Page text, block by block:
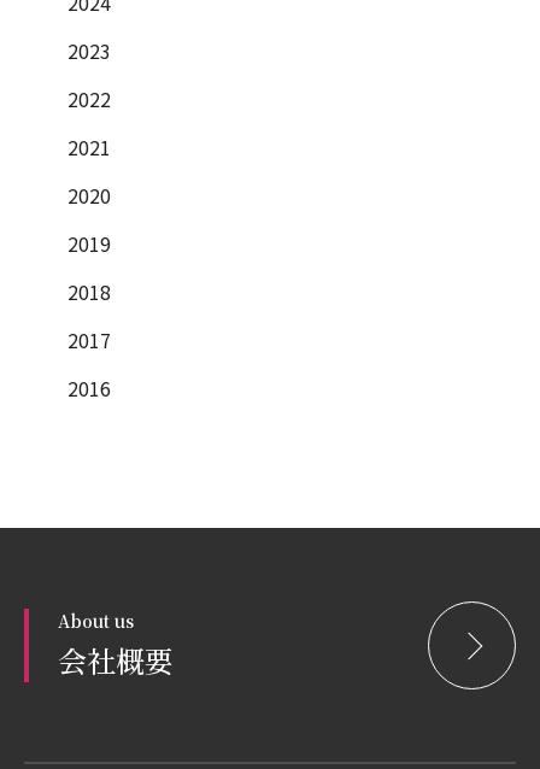
2023
2022
2021
2020
2019
2018
2017
2016
About us
会社概要